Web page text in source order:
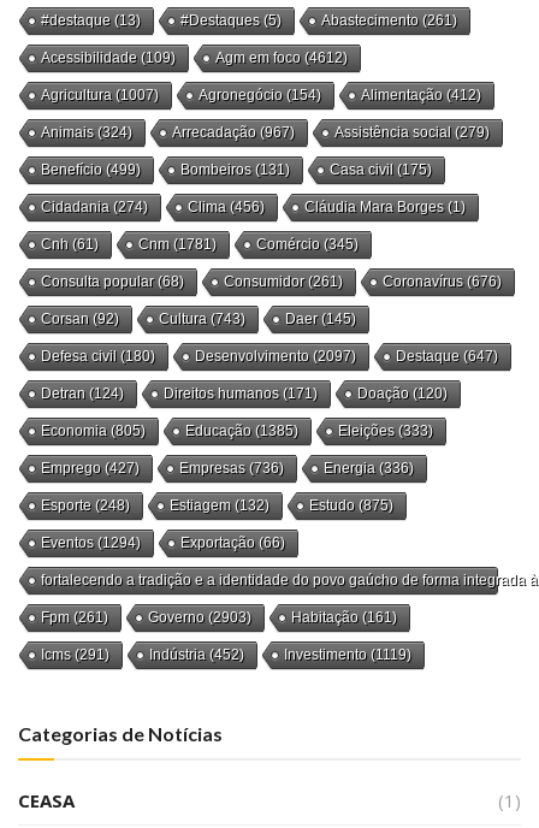
#destaque (13) #Destaques(5) Abastecimento(261)
Acessibilidade (109) Agm em foco(4612)
Agricultura (1007) Agronegócio(154) Alimentação(412)
Animais(324) Arrecadação(967) Assistência social (279)
Benefício(499) Bombeiros(131) Casa civil (175)
Cidadania (274) Clima (456) Cláudia Mara Borges(1)
Cnh (61) Cnm(1781) Comércio(345)
Consulta popular(68) Consumidor(261) Coronavírus(676)
Corsan (92) Cultura (743) Daer(145)
Defesa civil (180) Desenvolvimento(2097) Destaque (647)
Detran (124) Direitos humanos(171) Doação(120)
Economia (805) Educação(1385) Eleições(333)
Emprego(427) Empresas(736) Energia (336)
Esporte (248) Estiagem(132) Estudo(875)
Eventos(1294) Exportação(66)
fortalecendo a tradição e a identidade do povo gaúcho de forma integrada
Fpm(261) Governo(2903) Habitação(161)
Icms(291) Indústria (452) Investimento(1119)
Categorias de Notícias
CEASA (1)